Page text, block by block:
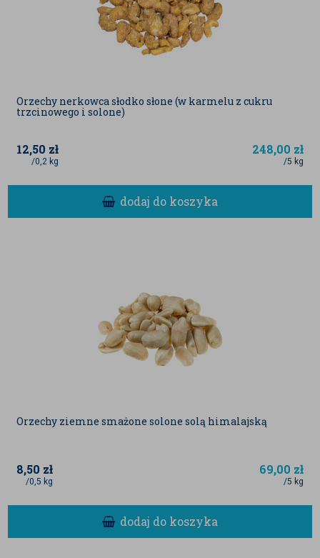
Orzechy nerkowca słodko słone (w karmelu z cukru
trzcinowego i solone)
12,50 zł
/0,2 kg
248,00 zł
/5 kg
dodaj do koszyka
Orzechy ziemne smażone solone solą himalajską
8,50 zł
/0,5 kg
69,00 zł
/5 kg
dodaj do koszyka